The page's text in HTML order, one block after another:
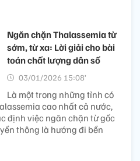
Ngăn chặn Thalassemia từ
sớm, từ xa: Lời giải cho bài
toán chất lượng dân số
03/01/2026 15:08’
Là một trong những tỉnh có
cao nhất cả nước,
định việc ngăn chặn từ gốc
thông là hướng đi bền